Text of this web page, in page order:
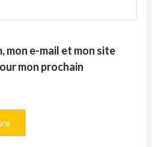
mon e-mail et mon site
mon prochain